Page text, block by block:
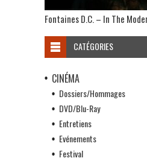
Fontaines D.C. – In The
CATÉGORIES
CINÉMA
Dossiers/Hommages
DVD/Blu-Ray
Entretiens
Evénements
Festival